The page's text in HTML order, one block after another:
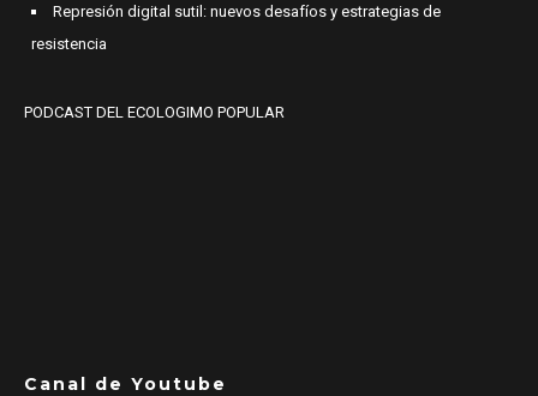
Represión digital sutil: nuevos desafíos y estrategias de
resistencia
PODCAST DEL ECOLOGIMO POPULAR
Canal de Youtube